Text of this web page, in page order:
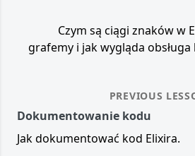
PREVIOUS
Dokumentowanie kodu
Jak dokumentować kod Elixira.
Czym są ciągi znaków w
grafemy i jak wygląda